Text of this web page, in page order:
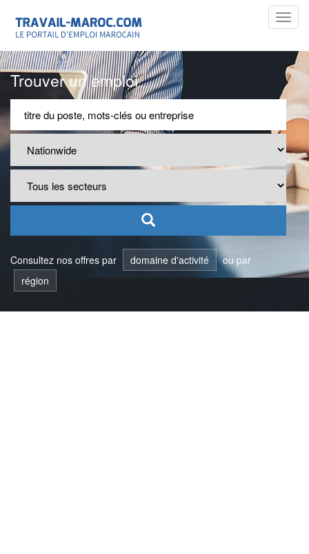
Trouver un emploi
Consultez nos offres par domaine d'activité
ou par
région